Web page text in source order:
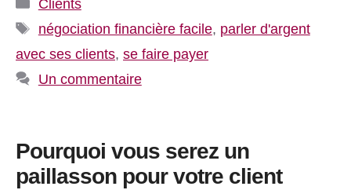
Clients
Étiquettes
négociation financière facile, parler d'argent
avec ses clients, se faire payer
Un commentaire
Pourquoi vous serez un
paillasson pour votre client